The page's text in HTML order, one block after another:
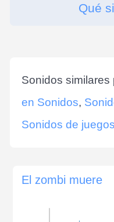
Qué
Sonidos similares
en Sonidos,
Sonidos de juegos
El zombi muere